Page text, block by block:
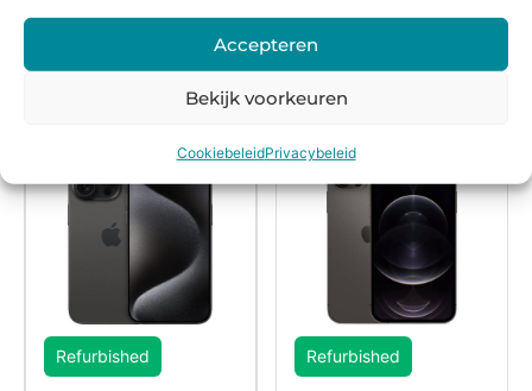
Accepteren
Bekijk voorkeuren
CookiebeleidPrivacybeleid
Alternatieven
Refurbished Refurbished